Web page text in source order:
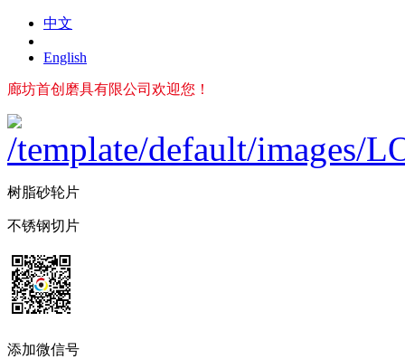
中文
English
廊坊首创磨具有限公司欢迎您！
树脂砂轮片
不锈钢切片
添加微信号